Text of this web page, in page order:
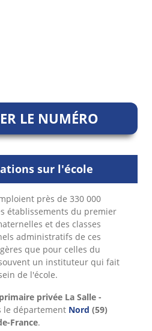
LE NUMÉRO
sur l'école
près de 330 000
établissements du premier
et des classes
administratifs de ces
que pour celles du
un instituteur qui fait
de l'école.
privée La Salle -
le département Nord (59)
France.